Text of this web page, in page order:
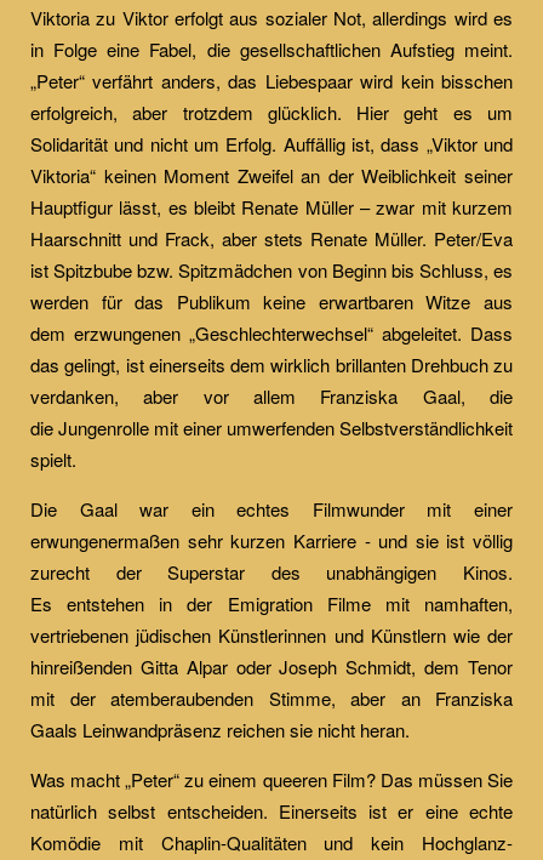
Viktoria zu Viktor erfolgt aus sozialer Not, allerdings wird es
in Folge eine Fabel, die gesellschaftlichen Aufstieg meint.
„Peter“ verfährt anders, das Liebespaar wird kein bisschen
erfolgreich, aber trotzdem glücklich. Hier geht es um
Solidarität und nicht um Erfolg. Auffällig ist, dass „Viktor und
Viktoria“ keinen Moment Zweifel an der Weiblichkeit seiner
Hauptfigur lässt, es bleibt Renate Müller – zwar mit kurzem
Haarschnitt und Frack, aber stets Renate Müller. Peter/Eva
ist Spitzbube bzw. Spitzmädchen von Beginn bis Schluss, es
werden für das Publikum keine erwartbaren Witze aus
dem erzwungenen „Geschlechterwechsel“ abgeleitet. Dass
das gelingt, ist einerseits dem wirklich brillanten Drehbuch zu
verdanken, aber vor allem Franziska Gaal, die
die Jungenrolle mit einer umwerfenden Selbstverständlichkeit
spielt.
Die Gaal war ein echtes Filmwunder mit einer
erwungenermaßen sehr kurzen Karriere - und sie ist völlig
zurecht der Superstar des unabhängigen Kinos.
Es entstehen in der Emigration Filme mit namhaften,
vertriebenen jüdischen Künstlerinnen und Künstlern wie der
hinreißenden Gitta Alpar oder Joseph Schmidt, dem Tenor
mit der atemberaubenden Stimme, aber an Franziska
Gaals Leinwandpräsenz reichen sie nicht heran.
Was macht „Peter“ zu einem queeren Film? Das müssen Sie
natürlich selbst entscheiden. Einerseits ist er eine echte
Komödie mit Chaplin-Qualitäten und kein Hochglanz-